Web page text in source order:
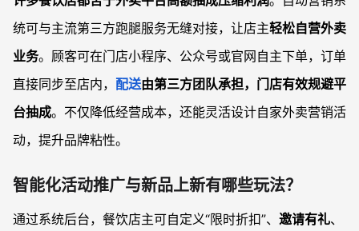
统可与主流第三方跑腿服务无缝对接，让店主轻松自营外卖
业务。顾客可在门店小程序、公众号或官网自主下单，订单
直接同步至店内， 配送由第三方团队承担，门店有效规避平
台抽成。不仅降低经营成本，还能灵活设计自家外卖营销活
动，提升品牌粘性。
智能化活动推广与新品上新有哪些玩法？
通过系统后台，餐饮店主可自定义“限时折扣”、 邀请有礼、